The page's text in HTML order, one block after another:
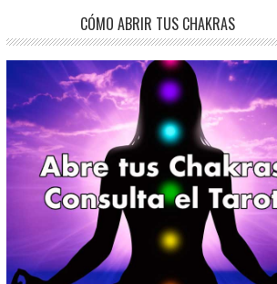
CÓMO ABRIR TUS CHAKRAS